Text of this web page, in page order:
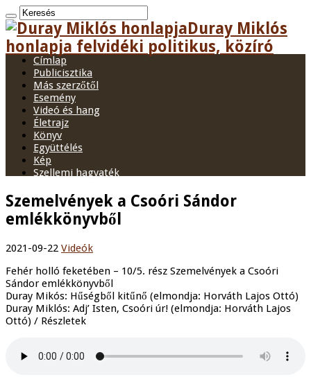
Duray Miklós
honlapja felvidéki politikus, közíró
Címlap
Publicisztika
Más szerzőtől
Esemény
Videó és hang
Életrajz
Könyv
Együttélés
Kép
Szellemi hagyaték
Szemelvények a Csoóri Sándor
emlékkönyvből
2021-09-22 Videók
Fehér holló feketében – 10/5. rész Szemelvények a Csoóri
Sándor emlékkönyvből
Duray Mikós: Hűségből kitűnő (elmondja: Horváth Lajos Ottó)
Duray Miklós: Adj’ Isten, Csoóri úr! (elmondja: Horváth Lajos
Ottó) / Részletek